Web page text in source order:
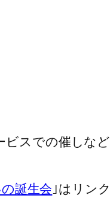
スでの催しな
誕生会 ｣はリン